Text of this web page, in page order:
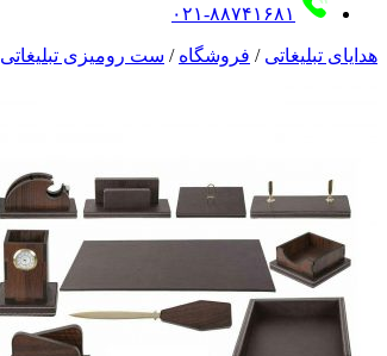
۰۲۱-۸۸۷۴۱۶۸۱
هدایای تبلیغاتی / فروشگاه / ست رومیزی تبلیغاتی